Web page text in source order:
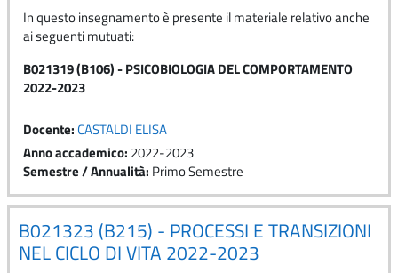
In questo insegnamento è presente il materiale relativo anche
ai seguenti mutuati:
B021319 (B106) - PSICOBIOLOGIA DEL COMPORTAMENTO
2022-2023
Docente:CASTALDI ELISA
Anno accademico: 2022-2023
Semestre / Annualità: Primo Semestre
B021323 (B215) - PROCESSI E TRANSIZIONI
NEL CICLO DI VITA 2022-2023